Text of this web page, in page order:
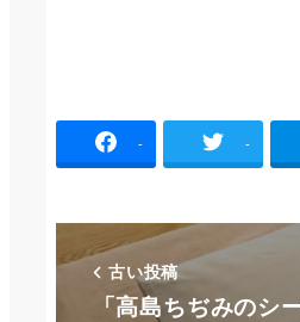
- -
古い投稿
「高島ちぢみのシ